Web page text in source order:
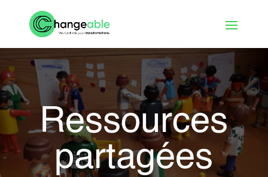
Ressources
partagées